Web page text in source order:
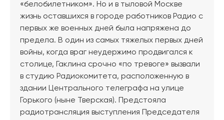
«белобилетником». Но и в тыловой Москве
жизнь оставшихся в городе работников Радио с
первых же военных дней была напряжена до
предела. В один из самых тяжелых первых дней
войны, когда враг неудержимо продвигался к
столице, Гаклина срочно «по тревоге» вызвали
в студию Радиокомитета, расположенную в
здании Центрального телеграфа на улице
Горького (ныне Тверская). Предстояла
радиотрансляция выступления Председателя